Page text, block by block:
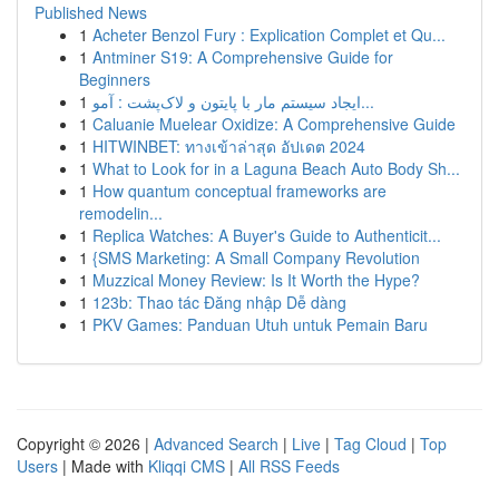
Published News
1 Acheter Benzol Fury : Explication Complet et Qu...
1 Antminer S19: A Comprehensive Guide for
Beginners
1
ایجاد سیستم مار با پایتون و لاک‌پشت : آمو...
1 Caluanie Muelear Oxidize: A Comprehensive Guide
1 HITWINBET: ทางเข้าล่าสุด อัปเดต 2024
1 What to Look for in a Laguna Beach Auto Body Sh...
1 How quantum conceptual frameworks are
remodelin...
1 Replica Watches: A Buyer's Guide to Authenticit...
1 {SMS Marketing: A Small Company Revolution
1 Muzzical Money Review: Is It Worth the Hype?
1 123b: Thao tác Đăng nhập Dễ dàng
1 PKV Games: Panduan Utuh untuk Pemain Baru
Copyright © 2026 | Advanced Search | Live | Tag Cloud | Top
Users | Made with Kliqqi CMS | All RSS Feeds